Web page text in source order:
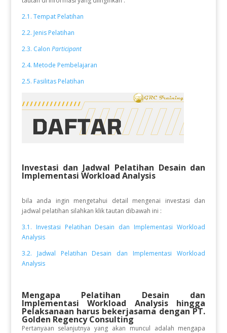
2.1. Tempat Pelatihan
2.2. Jenis Pelatihan
2.3. Calon Participant
2.4. Metode Pembelajaran
2.5. Fasilitas Pelatihan
Investasi dan Jadwal Pelatihan Desain dan
Implementasi Workload Analysis
bila anda ingin mengetahui detail mengenai investasi dan
jadwal pelatihan silahkan klik tautan dibawah ini :
3.1. Investasi Pelatihan Desain dan Implementasi Workload
Analysis
3.2. Jadwal Pelatihan Desain dan Implementasi Workload
Analysis
Mengapa Pelatihan Desain dan
Implementasi Workload Analysis hingga
Pelaksanaan harus bekerjasama dengan PT.
Golden Regency Consulting
Pertanyaan selanjutnya yang akan muncul adalah mengapa